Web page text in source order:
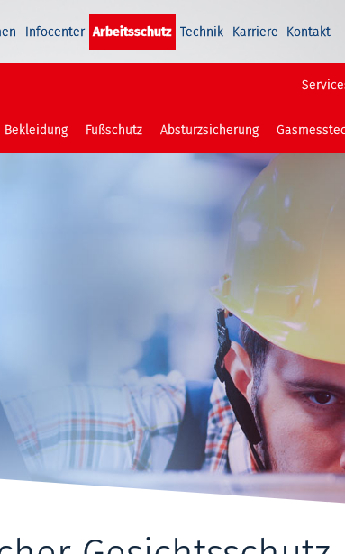
Infocenter Arbeitsschutz Technik Karriere Kontakt
Bekleidung Fußschutz Absturzsicherung